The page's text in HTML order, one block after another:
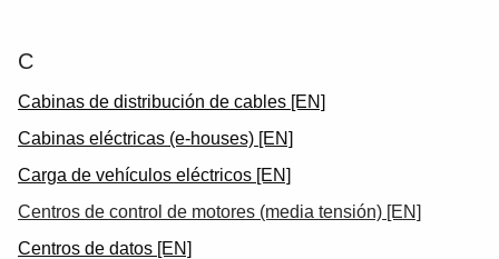
C
Cabinas de distribución de cables [EN]
Cabinas eléctricas (e-houses) [EN]
Carga de vehículos eléctricos [EN]
Centros de control de motores (media tensión) [EN]
Centros de datos [EN]